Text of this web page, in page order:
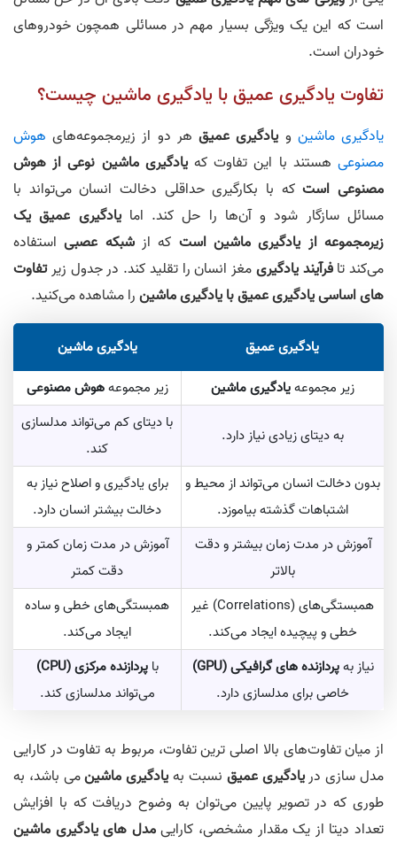
است که این یک ویژگی بسیار مهم در مسائلی همچون خودروهای
خودران است.
تفاوت یادگیری عمیق با یادگیری ماشین چیست؟
یادگیری ماشین و یادگیری عمیقهر دو از زیرمجموعه‌های هوش
مصنوعیهستند با این تفاوت کهیادگیری ماشین نوعی از هوش
مصنوعی استکه با بکارگیری حداقلی دخالت انسان می‌تواند با
مسائل سازگار شود و آن‌ها را حل کند. امایادگیری عمیق یک
زیرمجموعه از یادگیری ماشین است که ازشبکه عصبیاستفاده
می‌کند تافرآیند یادگیریمغز انسان را تقلید کند. در جدول زیرتفاوت
های اساسی یادگیری عمیق با یادگیری ماشینرا مشاهده می‌کنید.
یادگیری عمیق
یادگیری ماشین
زیر مجموعهیادگیری ماشین زیر مجموعههوش مصنوعی
به دیتای زیادی نیاز دارد.
با دیتای کم می‌تواند مدلسازی
کند.
بدون دخالت انسان می‌تواند از محیط و
اشتباهات گذشته بیاموزد.
برای یادگیری و اصلاح نیاز به
دخالت بیشتر انسان دارد.
آموزش در مدت زمان بیشتر و دقت
بالاتر
آموزش در مدت زمان کمتر و
دقت کمتر
همبستگی‌های (Correlations) غیر
خطی و پیچیده ایجاد می‌کند.
همبستگی‌های خطی و ساده
ایجاد می‌کند.
نیاز بهپردازنده های گرافیکی (GPU)
خاصی برای مدلسازی دارد.
باپردازنده مرکزی (CPU)
می‌تواند مدلسازی کند.
از میان تفاوت‌های بالا اصلی ترین تفاوت، مربوط به تفاوت در کارایی
مدل سازی دریادگیری عمیق نسبت بهیادگیری ماشینمی باشد، به
طوری که در تصویر پایین می‌توان به وضوح دریافت که با افزایش
تعداد دیتا از یک مقدار مشخصی، کاراییمدل های یادگیری ماشین